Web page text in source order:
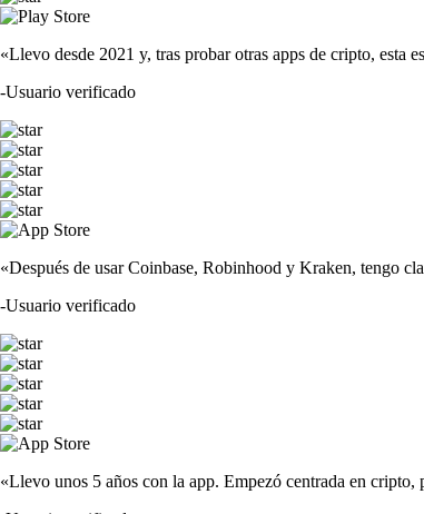
«Llevo desde 2021 y, tras probar otras apps de cripto, esta
-Usuario verificado
«Después de usar Coinbase, Robinhood y Kraken, tengo
-Usuario verificado
«Llevo unos 5 años con la app. Empezó centrada en